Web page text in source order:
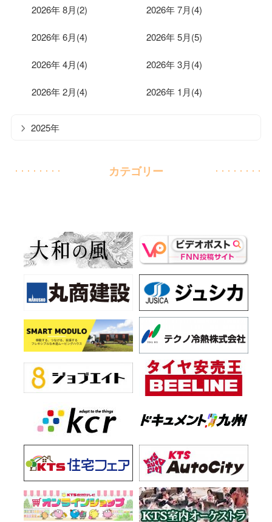
2026年 8月(2) 2026年 7月(4)
2026年 6月(4) 2026年 5月(5)
2026年 4月(4) 2026年 3月(4)
2026年 2月(4) 2026年 1月(4)
2025年
カテゴリー